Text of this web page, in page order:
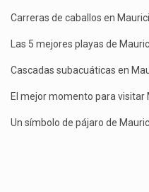
Carreras de caballos en
Las 5 mejores playas de
Cascadas subacuáticas en
El mejor momento para visitar
Un símbolo de pájaro de